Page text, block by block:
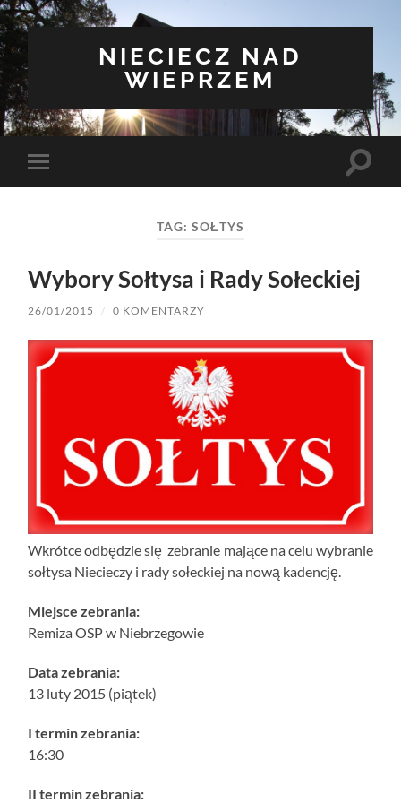
NIECIECZ NAD
WIEPRZEM
Toggle
mobile
Toggle
TAG: SOŁTYS
Wybory Sołtysa i Rady Sołeckiej
26/01/2015 / 0 KOMENTARZY
Wkrótce odbędzie się zebranie mające na celu wybranie
sołtysa Niecieczy i rady sołeckiej na nową kadencję.
Miejsce zebrania:
Remiza OSP w Niebrzegowie
Data zebrania:
13 luty 2015 (piątek)
I termin zebrania:
16:30
II termin zebrania: